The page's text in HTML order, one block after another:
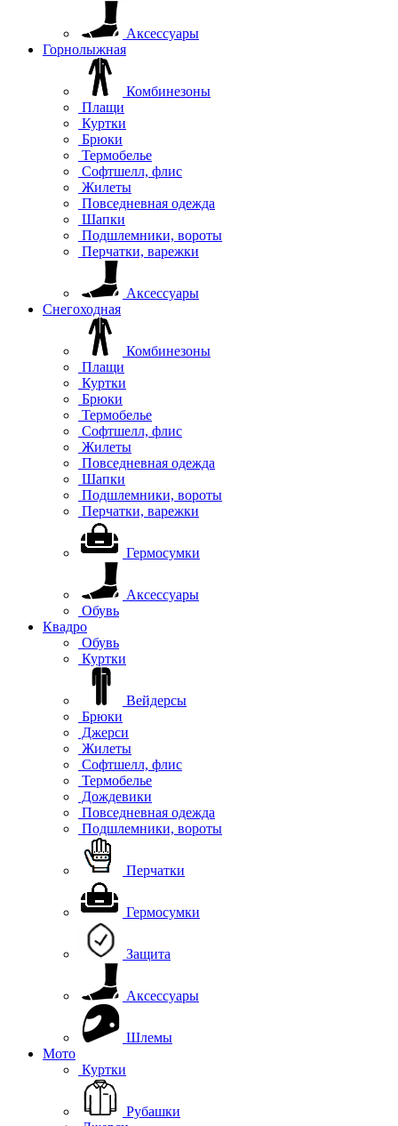
Аксессуары
Горнолыжная
Комбинезоны
Плащи
Куртки
Брюки
Термобелье
Софтшелл, флис
Жилеты
Повседневная одежда
Шапки
Подшлемники, вороты
Перчатки, варежки
Аксессуары
Снегоходная
Комбинезоны
Плащи
Куртки
Брюки
Термобелье
Софтшелл, флис
Жилеты
Повседневная одежда
Шапки
Подшлемники, вороты
Перчатки, варежки
Гермосумки
Аксессуары
Обувь
Квадро
Обувь
Куртки
Вейдерсы
Брюки
Джерси
Жилеты
Софтшелл, флис
Термобелье
Дождевики
Повседневная одежда
Подшлемники, вороты
Перчатки
Гермосумки
Защита
Аксессуары
Шлемы
Мото
Куртки
Рубашки